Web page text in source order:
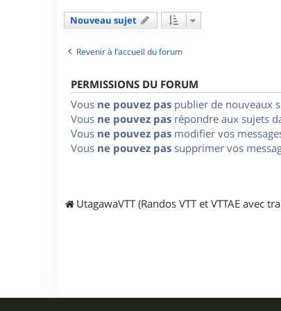
Nouveau sujet
Revenir à l’accueil du forum
PERMISSIONS DU FORUM
Vous ne pouvez pas publier de nouveaux
Vous ne pouvez pas répondre aux sujets
Vous ne pouvez pas modifier vos
Vous ne pouvez pas supprimer vos
UtagawaVTT (Randos VTT et VTTAE avec